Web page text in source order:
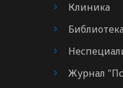
Клиника
Библиотека
Журнал